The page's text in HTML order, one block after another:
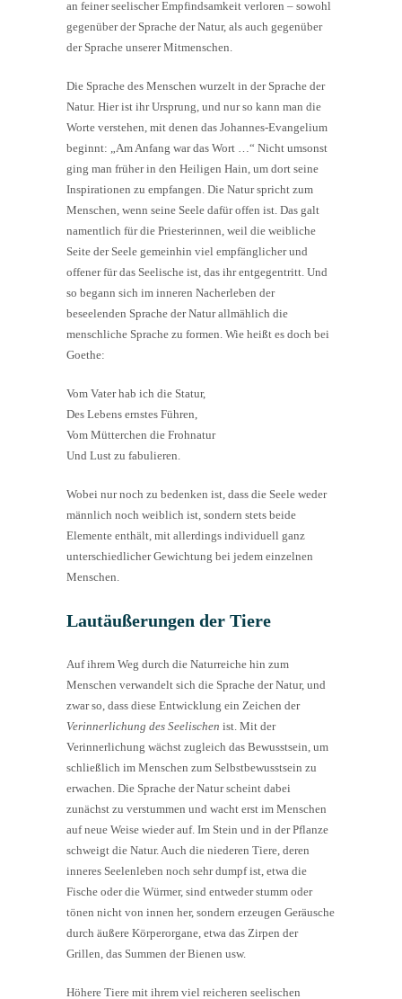
an feiner seelischer Empfindsamkeit verloren – sowohl
gegenüber der Sprache der Natur, als auch gegenüber
der Sprache unserer Mitmenschen.
Die Sprache des Menschen wurzelt in der Sprache der
Natur. Hier ist ihr Ursprung, und nur so kann man die
Worte verstehen, mit denen das Johannes-Evangelium
beginnt: „Am Anfang war das Wort …“ Nicht umsonst
ging man früher in den Heiligen Hain, um dort seine
Inspirationen zu empfangen. Die Natur spricht zum
Menschen, wenn seine Seele dafür offen ist. Das galt
namentlich für die Priesterinnen, weil die weibliche
Seite der Seele gemeinhin viel empfänglicher und
offener für das Seelische ist, das ihr entgegentritt. Und
so begann sich im inneren Nacherleben der
beseelenden Sprache der Natur allmählich die
menschliche Sprache zu formen. Wie heißt es doch bei
Goethe:
Vom Vater hab ich die Statur,
Des Lebens ernstes Führen,
Vom Mütterchen die Frohnatur
Und Lust zu fabulieren.
Wobei nur noch zu bedenken ist, dass die Seele weder
männlich noch weiblich ist, sondern stets beide
Elemente enthält, mit allerdings individuell ganz
unterschiedlicher Gewichtung bei jedem einzelnen
Menschen.
Lautäußerungen der Tiere
Auf ihrem Weg durch die Naturreiche hin zum
Menschen verwandelt sich die Sprache der Natur, und
zwar so, dass diese Entwicklung ein Zeichen der
Verinnerlichung des Seelischen ist. Mit der
Verinnerlichung wächst zugleich das Bewusstsein, um
schließlich im Menschen zum Selbstbewusstsein zu
erwachen. Die Sprache der Natur scheint dabei
zunächst zu verstummen und wacht erst im Menschen
auf neue Weise wieder auf. Im Stein und in der Pflanze
schweigt die Natur. Auch die niederen Tiere, deren
inneres Seelenleben noch sehr dumpf ist, etwa die
Fische oder die Würmer, sind entweder stumm oder
tönen nicht von innen her, sondern erzeugen Geräusche
durch äußere Körperorgane, etwa das Zirpen der
Grillen, das Summen der Bienen usw.
Höhere Tiere mit ihrem viel reicheren seelischen